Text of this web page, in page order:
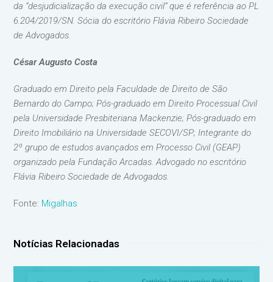
da “desjudicialização da execução civil” que é referência ao PL
6.204/2019/SN. Sócia do escritório Flávia Ribeiro Sociedade
de Advogados.
César Augusto Costa
Graduado em Direito pela Faculdade de Direito de São
Bernardo do Campo; Pós-graduado em Direito Processual Civil
pela Universidade Presbiteriana Mackenzie; Pós-graduado em
Direito Imobiliário na Universidade SECOVI/SP; Integrante do
2º grupo de estudos avançados em Processo Civil (GEAP)
organizado pela Fundação Arcadas. Advogado no escritório
Flávia Ribeiro Sociedade de Advogados.
Fonte: Migalhas
Notícias Relacionadas